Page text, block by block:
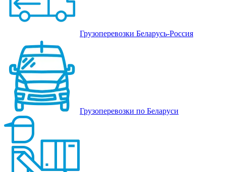
Грузоперевозки Беларусь-Россия
Грузоперевозки по Беларуси